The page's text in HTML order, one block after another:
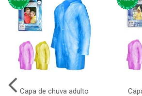
Capa de chuva adulto